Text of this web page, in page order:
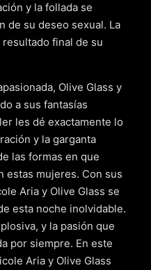
y la follada se
de su deseo sexual. La
final de su
Olive Glass y
a sus fantasías
les dé exactamente lo
y la garganta
las formas en que
estas mujeres. Con sus
Aria y Olive Glass se
esta noche inolvidable.
y la pasión que
por siempre. En este
Aria y Olive Glass